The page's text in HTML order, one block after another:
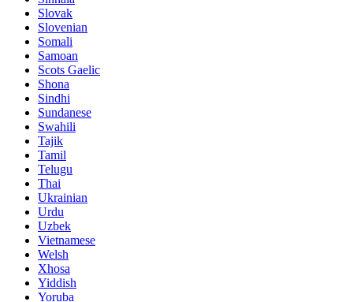
Slovak
Slovenian
Somali
Samoan
Scots Gaelic
Shona
Sindhi
Sundanese
Swahili
Tajik
Tamil
Telugu
Thai
Ukrainian
Urdu
Uzbek
Vietnamese
Welsh
Xhosa
Yiddish
Yoruba